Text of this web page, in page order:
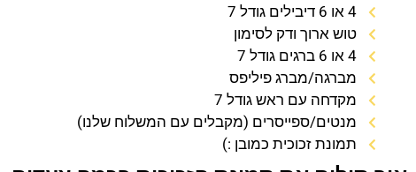
4 או 6 דיבילים גודל 7
טוש ארוך ודק לסימון
4 או 6 ברגים גודל 7
מברגה/מברג פיליפס
מקדחה עם ראש גודל 7
מנטים/ספייסרים (מקבלים עם המשלוח שלנו)
תמונת זכוכית כמובן :)